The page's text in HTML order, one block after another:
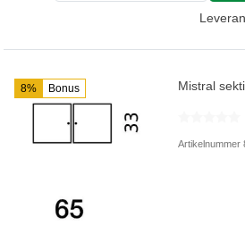
8% Bonus Mistral
Artikelnummer